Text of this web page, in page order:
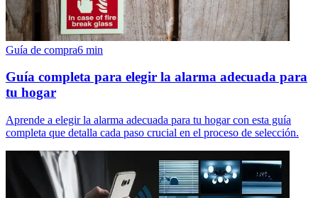
Guía de compra6 min
Guía completa para elegir la alarma adecuada para
tu hogar
Aprende a elegir la alarma adecuada para tu hogar con esta guía
completa que detalla cada paso crucial en el proceso de selección.